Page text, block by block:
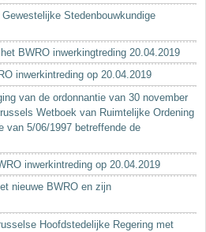
Stedenbouwkundige
BWRO inwerkingtreding 20.04.2019
inwerkintreding op 20.04.2019
van de ordonnantie van 30 november
Wetboek van Ruimtelijke Ordening
van 5/06/1997 betreffende de
inwerkintreding op 20.04.2019
nieuwe BWRO en zijn
Hoofdstedelijke Regering met